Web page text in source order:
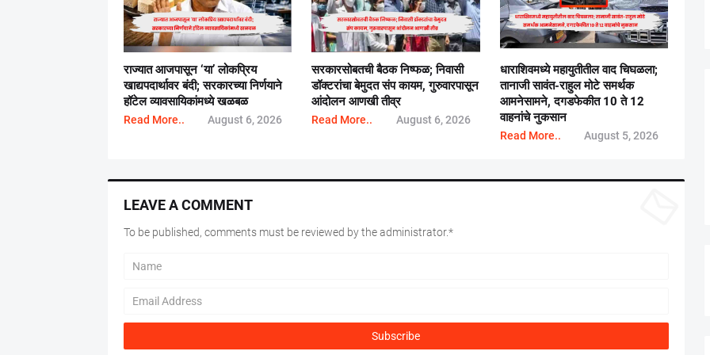
राज्यात आजपासून ‘या’ लोकप्रिय
खाद्यपदार्थावर बंदी; सरकारच्या निर्णयाने
हॉटेल व्यावसायिकांमध्ये खळबळ
Read More.. August 6, 2026
सरकारसोबतची बैठक निष्फळ; निवासी
डॉक्टरांचा बेमुदत संप कायम, गुरुवारपासून
आंदोलन आणखी तीव्र
Read More.. August 6, 2026
धाराशिवमध्ये महायुतीतील वाद चिघळला;
तानाजी सावंत-राहुल मोटे समर्थक
आमनेसामने, दगडफेकीत 10 ते 12
वाहनांचे नुकसान
Read More.. August 5, 2026
LEAVE A COMMENT
To be published, comments must be reviewed by the administrator.*